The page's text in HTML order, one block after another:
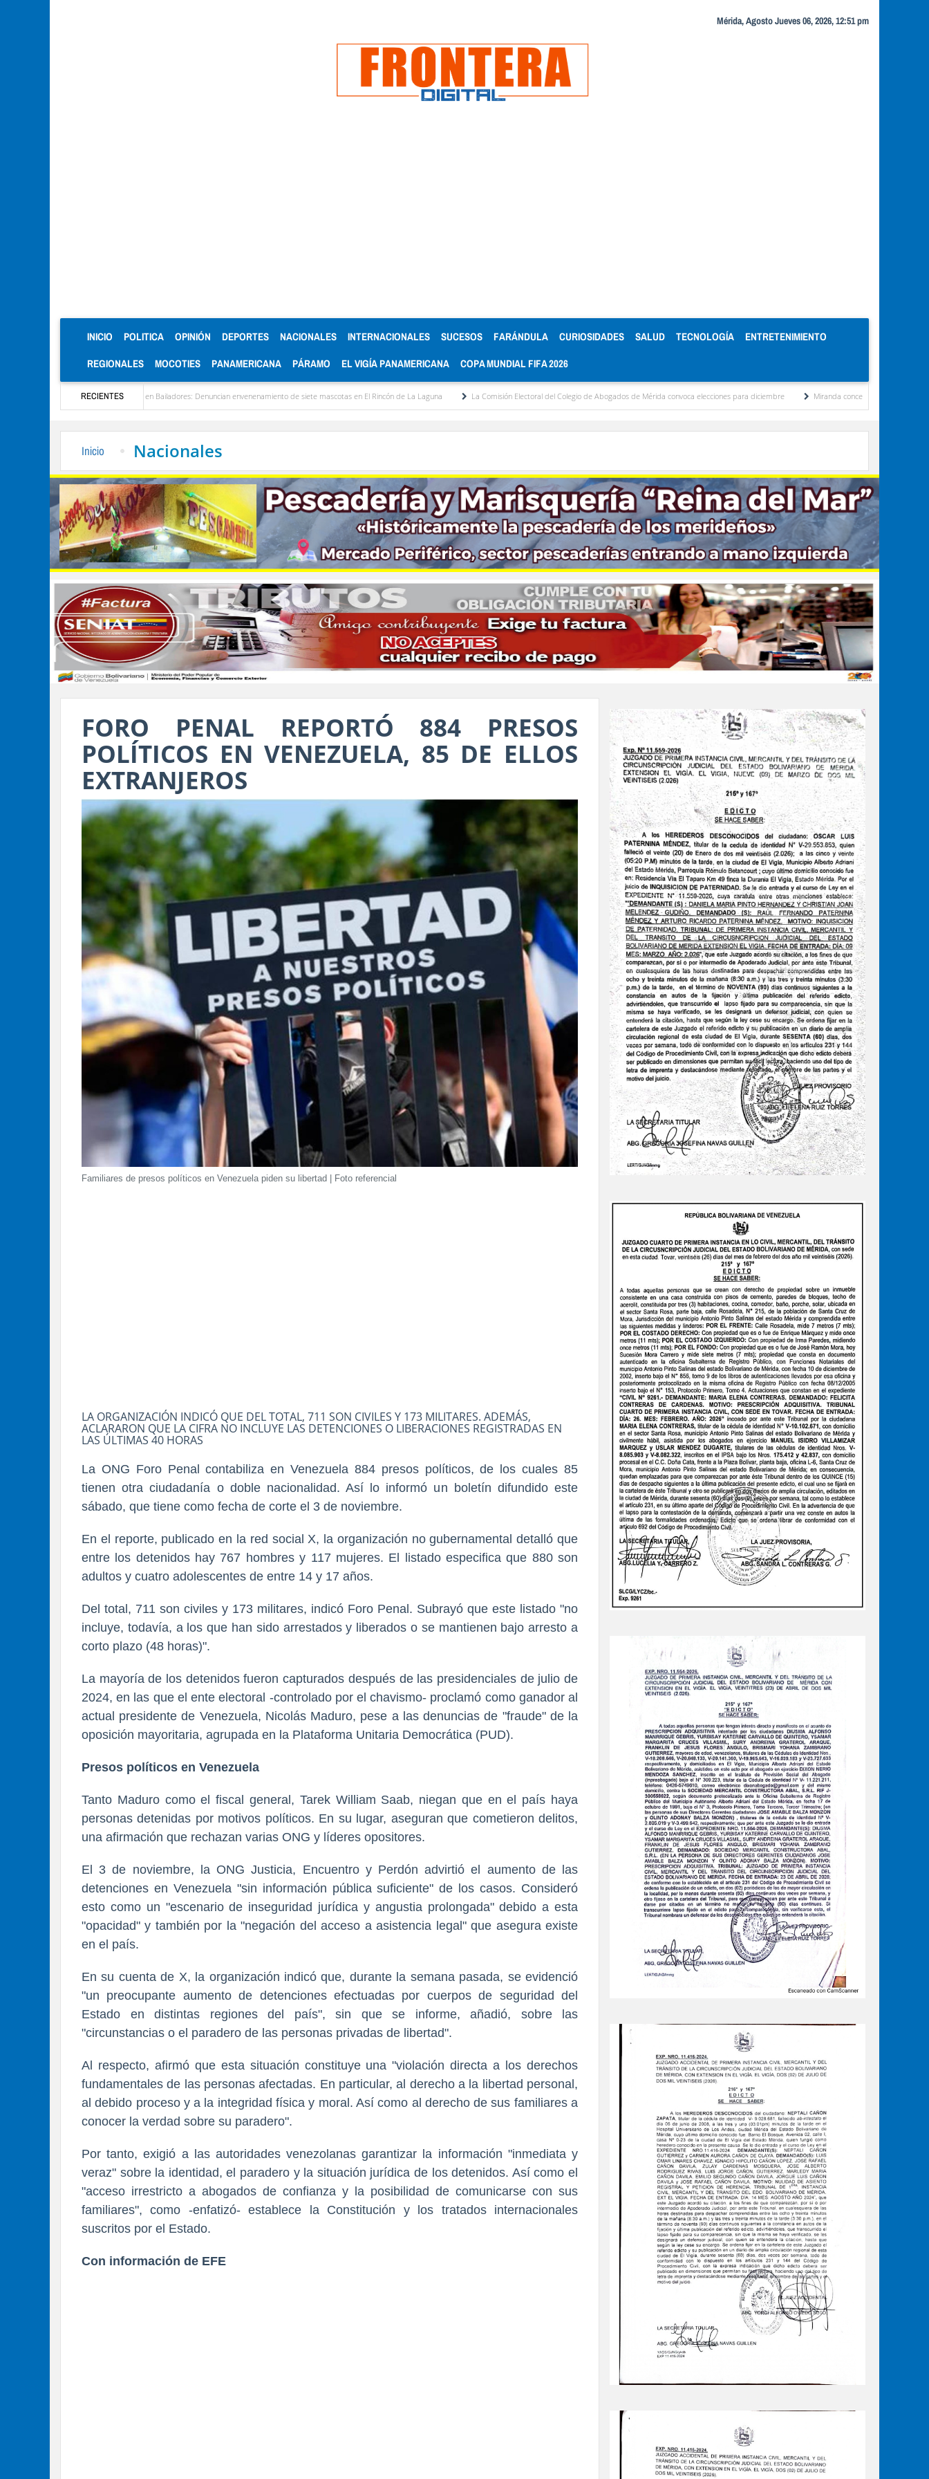
Mérida, Agosto Jueves 06, 2026, 12:51 pm
INICIO (CURRENT)
POLITICA OPINIÓN DEPORTES NACIONALES INTERNACIONALES SUCESOS FARÁNDULA CURIOSIDADES SALUD TECNOLOGÍA ENTRETENIMIENTO
REGIONALES MOCOTIES PANAMERICANA PÁRAMO EL VIGÍA PANAMERICANA COPA MUNDIAL FIFA 2026
RECIENTES
Alerta en Bailadores: Denuncian envenenamiento de siete mascotas en El Rincón de La Laguna La Comisión Electoral del Colegio de Abogados de Mérida convoca elecciones para diciembre Miranda concentra casi el 77 % de los presos políticos
Inicio Nacionales
FORO PENAL REPORTÓ 884 PRESOS
POLÍTICOS EN VENEZUELA, 85 DE ELLOS
EXTRANJEROS
Familiares de presos políticos en Venezuela piden su libertad | Foto referencial
LA ORGANIZACIÓN INDICÓ QUE DEL TOTAL, 711 SON CIVILES Y 173 MILITARES. ADEMÁS,
ACLARARON QUE LA CIFRA NO INCLUYE LAS DETENCIONES O LIBERACIONES REGISTRADAS EN
LAS ÚLTIMAS 40 HORAS
La ONG Foro Penal contabiliza en Venezuela 884 presos políticos, de los cuales 85
tienen otra ciudadanía o doble nacionalidad. Así lo informó un boletín difundido este
sábado, que tiene como fecha de corte el 3 de noviembre.
En el reporte, publicado en la red social X, la organización no gubernamental detalló que
entre los detenidos hay 767 hombres y 117 mujeres. El listado especifica que 880 son
adultos y cuatro adolescentes de entre 14 y 17 años.
Del total, 711 son civiles y 173 militares, indicó Foro Penal. Subrayó que este listado "no
incluye, todavía, a los que han sido arrestados y liberados o se mantienen bajo arresto a
corto plazo (48 horas)".
La mayoría de los detenidos fueron capturados después de las presidenciales de julio de
2024, en las que el ente electoral -controlado por el chavismo- proclamó como ganador al
actual presidente de Venezuela, Nicolás Maduro, pese a las denuncias de "fraude" de la
oposición mayoritaria, agrupada en la Plataforma Unitaria Democrática (PUD).
Presos políticos en Venezuela
Tanto Maduro como el fiscal general, Tarek William Saab, niegan que en el país haya
personas detenidas por motivos políticos. En su lugar, aseguran que cometieron delitos,
una afirmación que rechazan varias ONG y líderes opositores.
El 3 de noviembre, la ONG Justicia, Encuentro y Perdón advirtió el aumento de las
detenciones en Venezuela "sin información pública suficiente" de los casos. Consideró
esto como un "escenario de inseguridad jurídica y angustia prolongada" debido a esta
"opacidad" y también por la "negación del acceso a asistencia legal" que asegura existe
en el país.
En su cuenta de X, la organización indicó que, durante la semana pasada, se evidenció
"un preocupante aumento de detenciones efectuadas por cuerpos de seguridad del
Estado en distintas regiones del país", sin que se informe, añadió, sobre las
"circunstancias o el paradero de las personas privadas de libertad".
Al respecto, afirmó que esta situación constituye una "violación directa a los derechos
fundamentales de las personas afectadas. En particular, al derecho a la libertad personal,
al debido proceso y a la integridad física y moral. Así como al derecho de sus familiares a
conocer la verdad sobre su paradero".
Por tanto, exigió a las autoridades venezolanas garantizar la información "inmediata y
veraz" sobre la identidad, el paradero y la situación jurídica de los detenidos. Así como el
"acceso irrestricto a abogados de confianza y la posibilidad de comunicarse con sus
familiares", como -enfatizó- establece la Constitución y los tratados internacionales
suscritos por el Estado.
Con información de EFE